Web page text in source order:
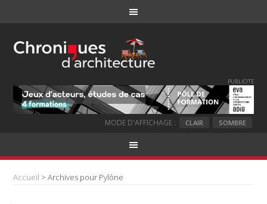
PUBLICITE
MODE D'AFFICHAGE : CLAIR SOMBRE
Accueil > Archives pour Pylône